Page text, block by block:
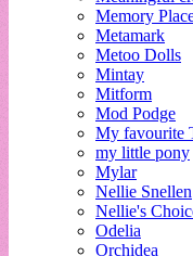
Memory
Metamark
Metoo Dolls
Mintay
Mitform
Mod Podge
My favourite
my little pony
Mylar
Nellie Snellen
Nellie's
Odelia
Orchidea